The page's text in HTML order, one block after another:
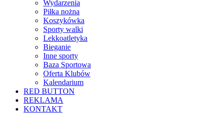
Wydarzenia
Piłka nożna
Koszykówka
Sporty walki
Lekkoatletyka
Bieganie
Inne sporty
Baza Sportowa
Oferta Klubów
Kalendarium
RED BUTTON
REKLAMA
KONTAKT